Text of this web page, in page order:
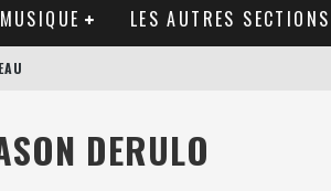
LES AUTRES SECTIONS
DERULO